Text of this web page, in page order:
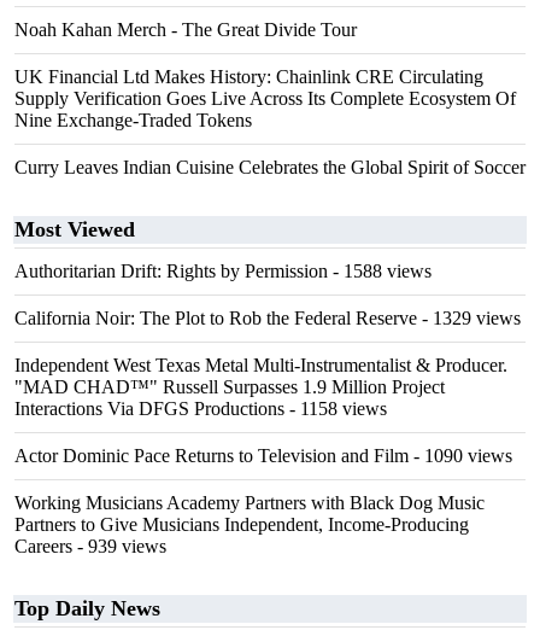
Noah Kahan Merch - The Great Divide Tour
UK Financial Ltd Makes History: Chainlink CRE Circulating
Supply Verification Goes Live Across Its Complete Ecosystem Of
Nine Exchange-Traded Tokens
Curry Leaves Indian Cuisine Celebrates the Global Spirit of Soccer
Most Viewed
Authoritarian Drift: Rights by Permission - 1588 views
California Noir: The Plot to Rob the Federal Reserve - 1329 views
Independent West Texas Metal Multi-Instrumentalist & Producer.
"MAD CHAD™" Russell Surpasses 1.9 Million Project
Interactions Via DFGS Productions - 1158 views
Actor Dominic Pace Returns to Television and Film - 1090 views
Working Musicians Academy Partners with Black Dog Music
Partners to Give Musicians Independent, Income-Producing
Careers - 939 views
Top Daily News